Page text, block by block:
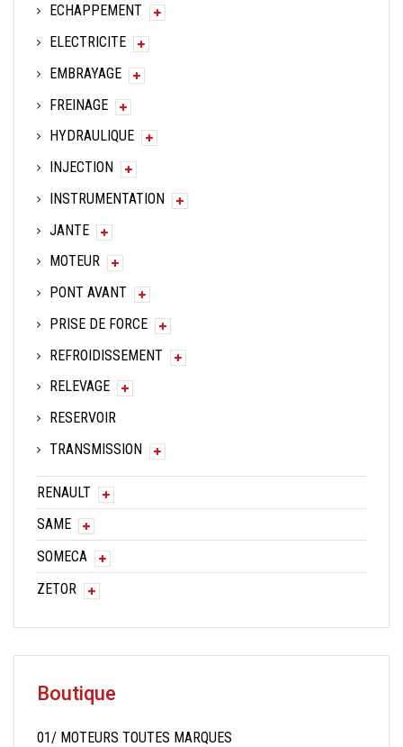
ECHAPPEMENT
ELECTRICITE
EMBRAYAGE
FREINAGE
HYDRAULIQUE
INJECTION
INSTRUMENTATION
JANTE
MOTEUR
PONT AVANT
PRISE DE FORCE
REFROIDISSEMENT
RELEVAGE
RESERVOIR
TRANSMISSION
RENAULT
SAME
SOMECA
ZETOR
Boutique
01/ MOTEURS TOUTES MARQUES